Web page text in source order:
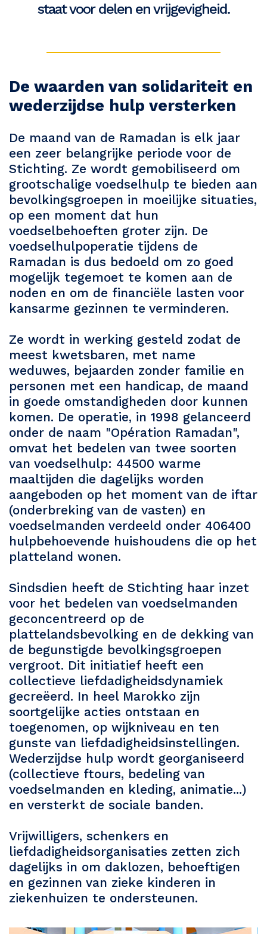
staat voor delen en vrijgevigheid.
De waarden van solidariteit en
wederzijdse hulp versterken
De maand van de Ramadan is elk jaar
een zeer belangrijke periode voor de
Stichting. Ze wordt gemobiliseerd om
grootschalige voedselhulp te bieden aan
bevolkingsgroepen in moeilijke situaties,
op een moment dat hun
voedselbehoeften groter zijn. De
voedselhulpoperatie tijdens de
Ramadan is dus bedoeld om zo goed
mogelijk tegemoet te komen aan de
noden en om de financiële lasten voor
kansarme gezinnen te verminderen.
Ze wordt in werking gesteld zodat de
meest kwetsbaren, met name
weduwes, bejaarden zonder familie en
personen met een handicap, de maand
in goede omstandigheden door kunnen
komen. De operatie, in 1998 gelanceerd
onder de naam "Opération Ramadan",
omvat het bedelen van twee soorten
van voedselhulp: 44500 warme
maaltijden die dagelijks worden
aangeboden op het moment van de iftar
(onderbreking van de vasten) en
voedselmanden verdeeld onder 406400
hulpbehoevende huishoudens die op het
platteland wonen.
Sindsdien heeft de Stichting haar inzet
voor het bedelen van voedselmanden
geconcentreerd op de
plattelandsbevolking en de dekking van
de begunstigde bevolkingsgroepen
vergroot. Dit initiatief heeft een
collectieve liefdadigheidsdynamiek
gecreëerd. In heel Marokko zijn
soortgelijke acties ontstaan en
toegenomen, op wijkniveau en ten
gunste van liefdadigheidsinstellingen.
Wederzijdse hulp wordt georganiseerd
(collectieve ftours, bedeling van
voedselmanden en kleding, animatie...)
en versterkt de sociale banden.
Vrijwilligers, schenkers en
liefdadigheidsorganisaties zetten zich
dagelijks in om daklozen, behoeftigen
en gezinnen van zieke kinderen in
ziekenhuizen te ondersteunen.